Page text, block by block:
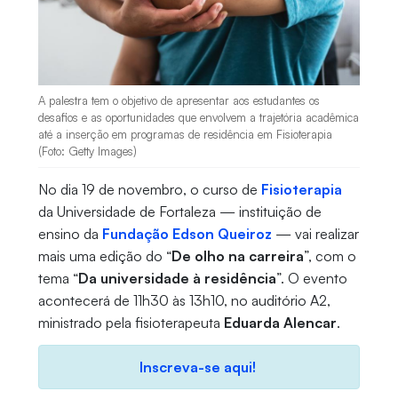
A palestra tem o objetivo de apresentar aos estudantes os
desafios e as oportunidades que envolvem a trajetória acadêmica
até a inserção em programas de residência em Fisioterapia
(Foto: Getty Images)
No dia 19 de novembro, o curso de Fisioterapia
da Universidade de Fortaleza — instituição de
ensino da Fundação Edson Queiroz — vai realizar
mais uma edição do “De olho na carreira”, com o
tema “Da universidade à residência”. O evento
acontecerá de 11h30 às 13h10, no auditório A2,
ministrado pela fisioterapeuta Eduarda Alencar.
Inscreva-se aqui!